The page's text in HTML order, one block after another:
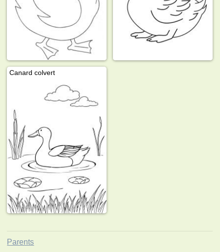
Canard colvert
Parents